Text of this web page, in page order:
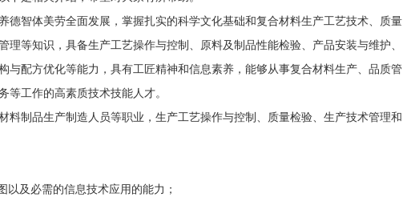
德智体美劳全面发展，掌握扎实的科学文化基础和复合材料生产工艺技术、质量
理等知识，具备生产工艺操作与控制、原料及制品性能检验、产品安装与维护、
与配方优化等能力，具有工匠精神和信息素养，能够从事复合材料生产、品质管
等工作的高素质技术技能人才。
料制品生产制造人员等职业，生产工艺操作与控制、质量检验、生产技术管理和
以及必需的信息技术应用的能力；